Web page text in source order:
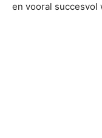
en vooral succesvol